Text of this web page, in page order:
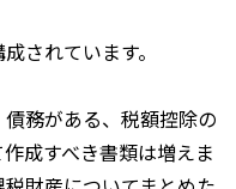
されています。
務がある、税額控除の
成すべき書類は増えま